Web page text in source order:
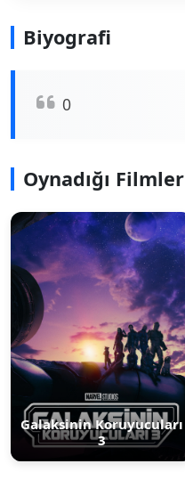
Biyografi
0
Oynadığı Filmler
Galaksinin Koruyucuları
3